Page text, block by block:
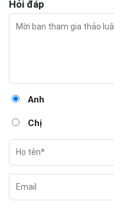
Hỏi đáp
Anh
Chị